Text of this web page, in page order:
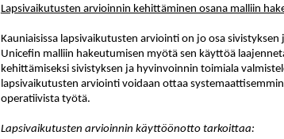
Lapsivaikutusten arvioinnin kehittäminen osana malliin
Kauniaisissa lapsivaikutusten arviointi on jo osa
Unicefin malliin hakeutumisen myötä sen käyttöä
kehittämiseksi sivistyksen ja hyvinvoinnin toimiala
lapsivaikutusten arviointi voidaan ottaa
operatiivista työtä.
Lapsivaikutusten arvioinnin käyttöönotto tarkoittaa: